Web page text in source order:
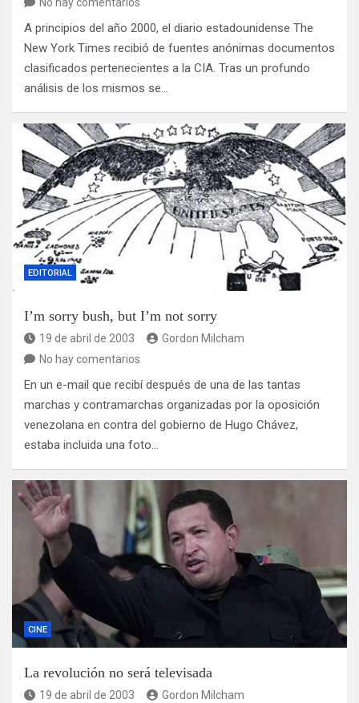
A principios del año 2000, el diario estadounidense The
New York Times recibió de fuentes anónimas documentos
clasificados pertenecientes a la CIA. Tras un profundo
análisis de los mismos se…
EDITORIAL
I’m sorry bush, but I’m not sorry
19 de abril de 2003
Gordon Milcham
No hay comentarios
En un e-mail que recibí después de una de las tantas
marchas y contramarchas organizadas por la oposición
venezolana en contra del gobierno de Hugo Chávez,
estaba incluida una foto…
CINE
La revolución no será televisada
19 de abril de 2003
Gordon Milcham